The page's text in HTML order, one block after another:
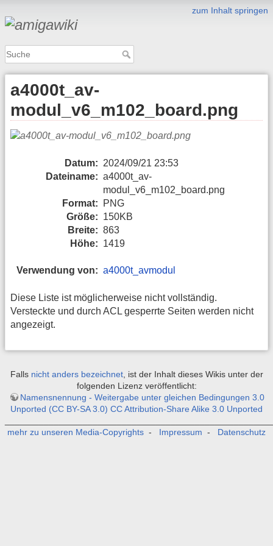
zum Inhalt springen
a4000t_av-
modul_v6_m102_board.png
Datum: 2024/09/21 23:53
Dateiname: a4000t_av-
modul_v6_m102_board.png
Format:
PNG
Größe: 150KB
Breite: 863
Höhe: 1419
Verwendung von: a4000t_avmodul
Diese Liste ist möglicherweise nicht vollständig.
Versteckte und durch ACL gesperrte Seiten werden nicht
angezeigt.
Falls nicht anders bezeichnet, ist der Inhalt dieses Wikis unter der
folgenden Lizenz veröffentlicht:
Namensnennung - Weitergabe unter gleichen Bedingungen 3.0
Unported (CC BY-SA 3.0) CC Attribution-Share Alike 3.0 Unported
mehr zu unseren Media-Copyrights - Impressum - Datenschutz